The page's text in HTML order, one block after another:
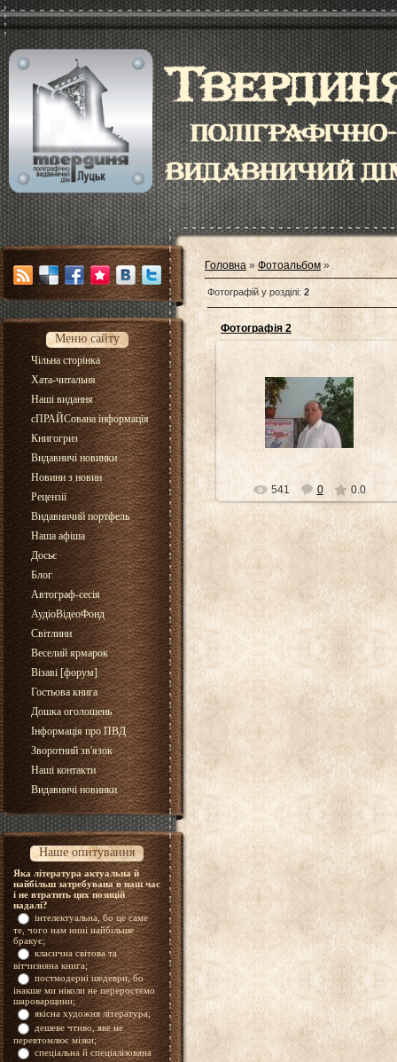
Меню сайту
Чільна сторінка
Хата-читальня
Наші видання
сПРАЙСована інформація
Книгогриз
Видавничі новинки
Новини з новин
Рецензії
Видавничий портфель
Наша афіша
Досьє
Блог
Автограф-сесія
АудіоВідеоФонд
Світлини
Веселий ярмарок
Візаві [форум]
Гостьова книга
Дошка оголошень
Інформація про ПВД
Зворотний зв'язок
Наші контакти
Видавничі новинки
Наше опитування
Яка література актуальна й
найбільш затребувана в наш час
і не втратить цих позицій
надалі?
інтелектуальна, бо це саме
те, чого нам нині найбільше
бракує;
класична світова та
вітчизняна книга;
постмодерні шедеври, бо
інакше ми ніколи не переростемо
шароварщини;
якісна художня література;
дешеве чтиво, яке не
перевтомлює мізки;
спеціальна й спеціалізована
Головна » Фотоальбом »
Фотографій у розділі: 2
Фотографія 2
31.05.2012
Cor
541 0 0.0